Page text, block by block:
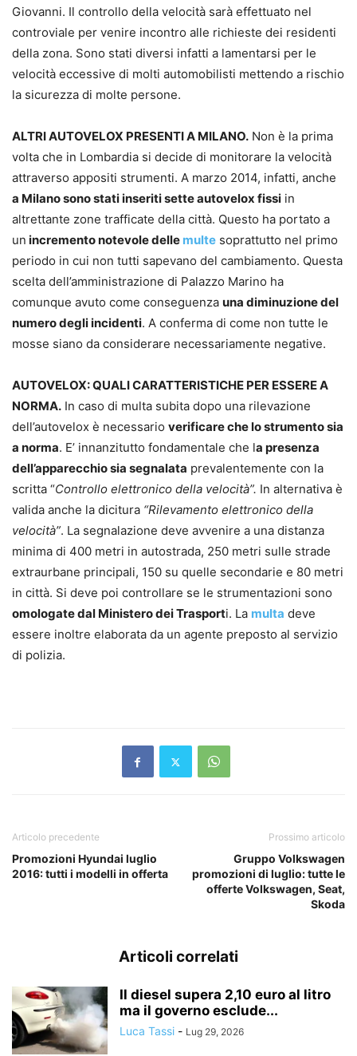
Giovanni. Il controllo della velocità sarà effettuato nel
controviale per venire incontro alle richieste dei residenti
della zona. Sono stati diversi infatti a lamentarsi per le
velocità eccessive di molti automobilisti mettendo a rischio
la sicurezza di molte persone.
ALTRI AUTOVELOX PRESENTI A MILANO. Non è la prima
volta che in Lombardia si decide di monitorare la velocità
attraverso appositi strumenti. A marzo 2014, infatti, anche
a Milano sono stati inseriti sette autovelox fissi in
altrettante zone trafficate della città. Questo ha portato a
un incremento notevole delle multe soprattutto nel primo
periodo in cui non tutti sapevano del cambiamento. Questa
scelta dell’amministrazione di Palazzo Marino ha
comunque avuto come conseguenza una diminuzione del
numero degli incidenti. A conferma di come non tutte le
mosse siano da considerare necessariamente negative.
AUTOVELOX: QUALI CARATTERISTICHE PER ESSERE A
NORMA. In caso di multa subita dopo una rilevazione
dell’autovelox è necessario verificare che lo strumento sia
a norma. E’ innanzitutto fondamentale che la presenza
dell’apparecchio sia segnalata prevalentemente con la
scritta “Controllo elettronico della velocità”. In alternativa è
valida anche la dicitura “Rilevamento elettronico della
velocità”. La segnalazione deve avvenire a una distanza
minima di 400 metri in autostrada, 250 metri sulle strade
extraurbane principali, 150 su quelle secondarie e 80 metri
in città. Si deve poi controllare se le strumentazioni sono
omologate dal Ministero dei Trasporti. La multa deve
essere inoltre elaborata da un agente preposto al servizio
di polizia.
Articolo precedente
Promozioni Hyundai luglio
2016: tutti i modelli in offerta
Prossimo articolo
Gruppo Volkswagen
promozioni di luglio: tutte le
offerte Volkswagen, Seat,
Skoda
Articoli correlati
Il diesel supera 2,10 euro al litro
ma il governo esclude...
Luca Tassi - Lug 29, 2026